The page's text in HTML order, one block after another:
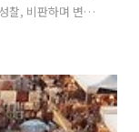
찰, 비판하며 변화
는 이론을 만들
예술을 정의하는
다고 하더라도 작품
력하며 자신의 예